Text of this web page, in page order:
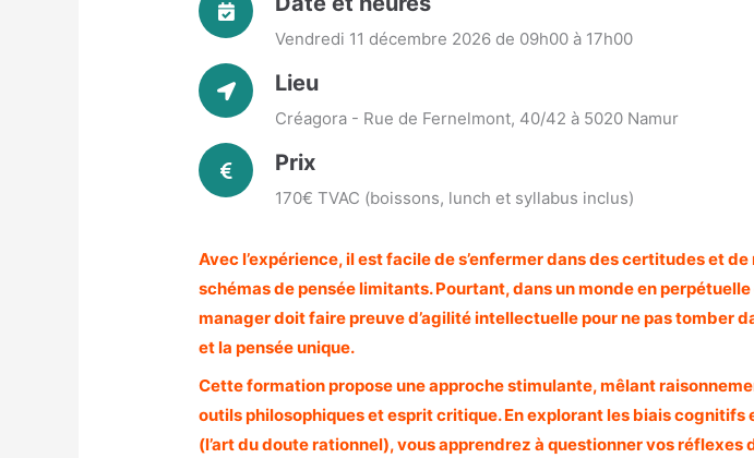
Vendredi 11 décembre 2026 de 09h00 à 17h00
Lieu
Créagora - Rue de Fernelmont, 40/42 à 5020 Namur
Prix
170€ TVAC (boissons, lunch et syllabus inclus)
Avec l’expérience, il est facile de s’enfermer dans des certitudes et
schémas de pensée limitants. Pourtant, dans un monde en
manager doit faire preuve d’agilité intellectuelle pour ne pas tomber
et la pensée unique.
Cette formation propose une approche stimulante, mêlant
outils philosophiques et esprit critique. En explorant les biais cognitifs
(l’art du doute rationnel), vous apprendrez à questionner vos réflexes